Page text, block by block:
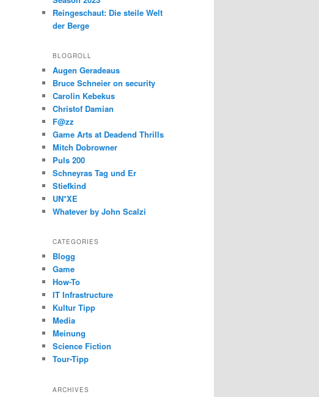
Reingeschaut: Die steile Welt
der Berge
BLOGROLL
Augen Geradeaus
Bruce Schneier on security
Carolin Kebekus
Christof Damian
F@zz
Game Arts at Deadend Thrills
Mitch Dobrowner
Puls 200
Schneyras Tag und Er
Stiefkind
UN*XE
Whatever by John Scalzi
CATEGORIES
Blogg
Game
How-To
IT Infrastructure
Kultur Tipp
Media
Meinung
Science Fiction
Tour-Tipp
ARCHIVES